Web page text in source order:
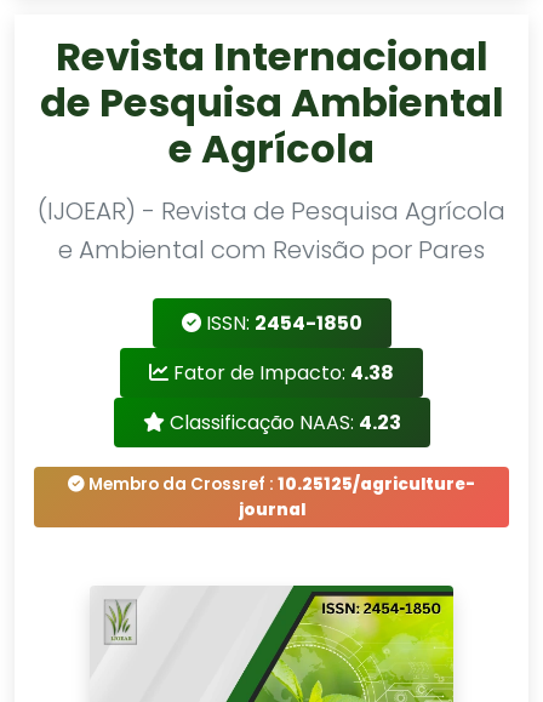
Revista Internacional
de Pesquisa Ambiental
e Agrícola
(IJOEAR) - Revista de Pesquisa Agrícola
e Ambiental com Revisão por Pares
ISSN: 2454-1850
Fator de Impacto: 4.38
Classificação NAAS: 4.23
Membro da Crossref : 10.25125/agriculture-
journal